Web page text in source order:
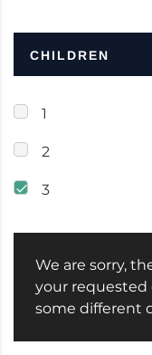
CHILDREN
1
2
3
We are sorry,
your requested
some different